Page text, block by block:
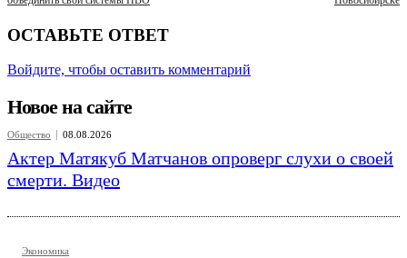
ОСТАВЬТЕ ОТВЕТ
Войдите, чтобы оставить комментарий
Новое на сайте
Общество 08.08.2026
Актер Матякуб Матчанов опроверг слухи о своей
смерти. Видео
Экономика